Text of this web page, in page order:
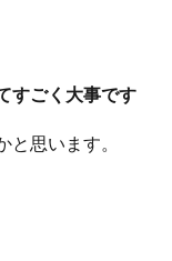
すごく大事です
思います。